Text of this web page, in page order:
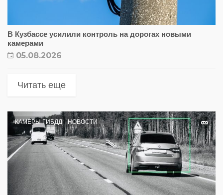
В Кузбассе усилили контроль на дорогах новыми
камерами
05.08.2026
Читать еще
КАМЕРЫ ГИБДД НОВОСТИ